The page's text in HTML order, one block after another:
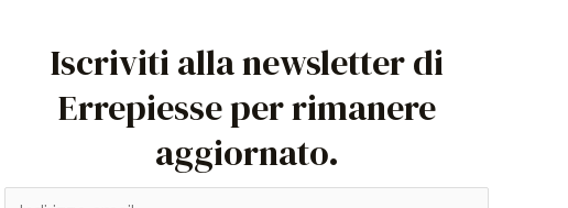
Iscriviti alla newsletter di
Errepiesse per rimanere
aggiornato.